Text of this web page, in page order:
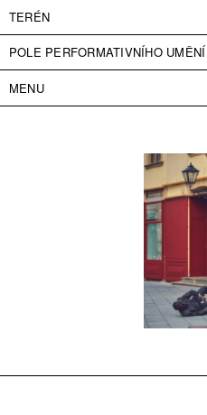
TERÉN
POLE PERFORMATIVNÍHO UMĚNÍ
MENU
ENGLISH